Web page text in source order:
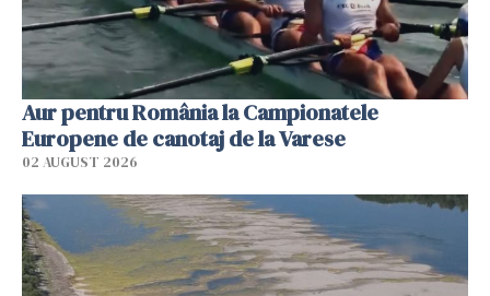
Aur pentru România la Campionatele
Europene de canotaj de la Varese
02 AUGUST 2026